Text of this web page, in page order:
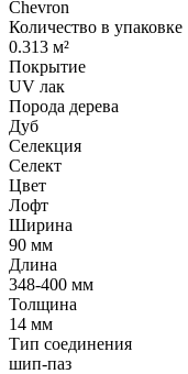
Chevron
Количество в упаковке
0.313 м²
Покрытие
UV лак
Порода дерева
Дуб
Селекция
Селект
Цвет
Лофт
Ширина
90 мм
Длина
348-400 мм
Толщина
14 мм
Тип соединения
шип-паз